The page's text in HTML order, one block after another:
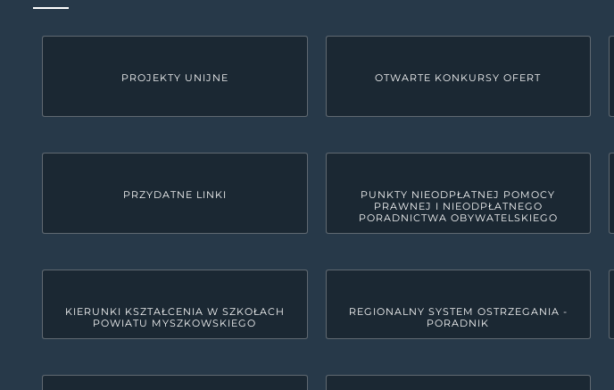
PROJEKTY UNIJNE OTWARTE KONKURSY OFERT
PRZYDATNE LINKI
PUNKTY NIEODPŁATNEJ POMOCY
PRAWNEJ I NIEODPŁATNEGO
PORADNICTWA OBYWATELSKIEGO
KIERUNKI KSZTAŁCENIA W SZKOŁACH
POWIATU MYSZKOWSKIEGO
REGIONALNY SYSTEM OSTRZEGANIA -
PORADNIK
KONTAKT